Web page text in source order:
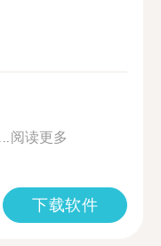
阅读更多
下载软件